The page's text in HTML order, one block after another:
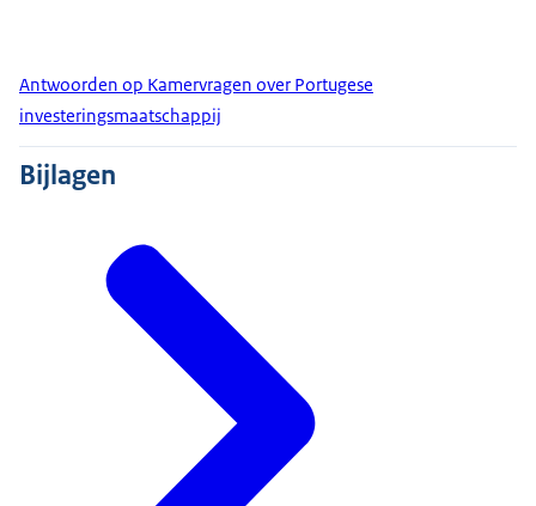
Antwoorden op Kamervragen over Portugese
investeringsmaatschappij
Bijlagen